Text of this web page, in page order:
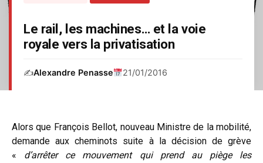
Le rail, les machines… et la voie
royale vers la privatisation
✍️Alexandre Penasse 21/01/2016
Alors que François Bellot, nouveau Ministre de la mobilité,
demande aux cheminots suite à la décision de grève
« d’arrêter ce mouvement qui prend au piège les